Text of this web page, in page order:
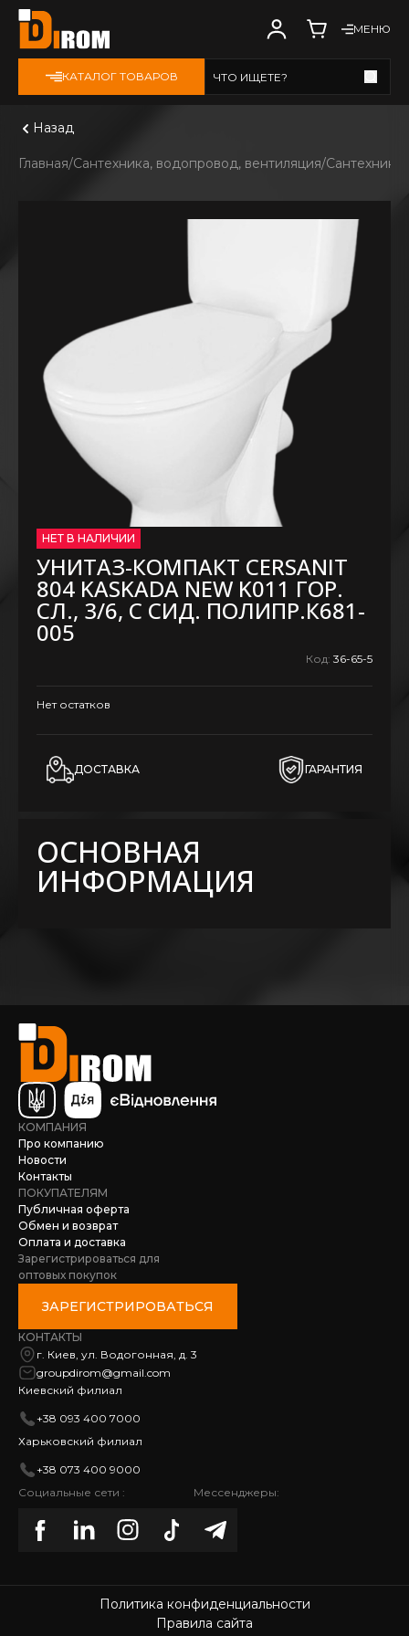
МЕНЮ
КАТАЛОГ ТОВАРОВ ЧТО ИЩЕТЕ?
Назад
Главная Сантехника, водопровод, вентиляция Сантехника
НЕТ В НАЛИЧИИ
УНИТАЗ-КОМПАКТ CERSANIT
804 KASKADA NEW K011 ГОР.
СЛ., 3/6, С СИД. ПОЛИПР.К681-
005
Код: 36-65-5
Нет остатков
ДОСТАВКА ГАРАНТИЯ
ОСНОВНАЯ
ИНФОРМАЦИЯ
КОМПАНИЯ
Про компанию
Новости
Контакты
ПОКУПАТЕЛЯМ
Публичная оферта
Обмен и возврат
Оплата и доставка
Зарегистрироваться для
оптовых покупок
ЗАРЕГИСТРИРОВАТЬСЯ
КОНТАКТЫ
г. Киев, ул. Водогонная, д. 3
groupdirom@gmail.com
Киевский филиал
+38 093 400 7000
Харьковский филиал
+38 073 400 9000
Социальные сети :
Мессенджеры:
Политика конфиденциальности
Правила сайта